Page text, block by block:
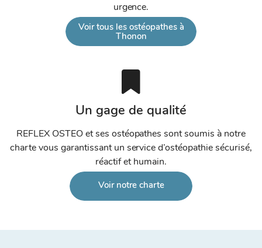
urgence.
Voir tous les ostéopathes à
Thonon
Un gage de qualité
REFLEX OSTEO et ses ostéopathes sont soumis à notre
charte vous garantissant un service d’ostéopathie sécurisé,
réactif et humain.
Voir notre charte